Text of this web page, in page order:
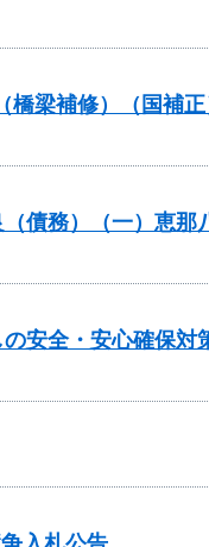
梁補修）（国補
債務）（一）恵
安全・安心確保